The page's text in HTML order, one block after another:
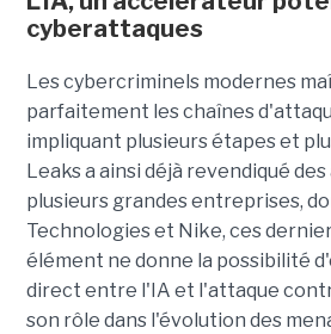
cyberattaques
Les cybercriminels modernes
parfaitement les chaînes
impliquant plusieurs étapes et
Leaks a ainsi déjà revendiqué
plusieurs grandes entreprises,
Technologies et Nike, ces
élément ne donne la possibilité
direct entre l'IA et l'attaque
son rôle dans l'évolution des